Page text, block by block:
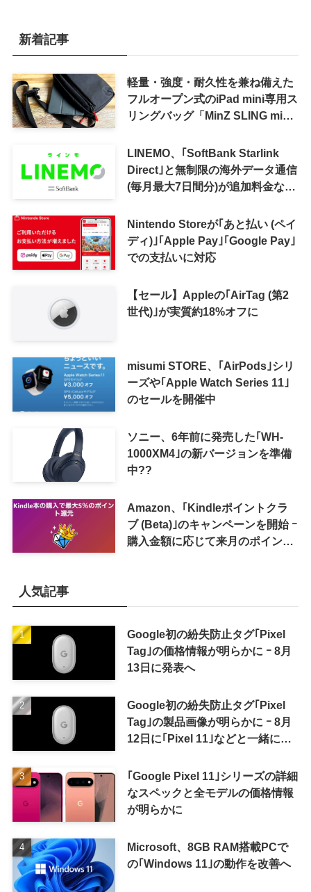
新着記事
軽量・強度・耐久性を兼ね備えた
フルオープン式のiPad mini専用ス
リングバッグ「MinZ SLING mini
LINEMO、｢SoftBank Starlink
Direct｣と無制限の海外データ通信
(毎月最大7日間分)が追加料金なし
Nintendo Storeが｢あと払い (ペイ
ディ)｣｢Apple Pay｣｢Google Pay｣
での支払いに対応
【セール】Appleの｢AirTag (第2
世代)｣が実質約18%オフに
misumi STORE、｢AirPods｣シリ
ーズや｢Apple Watch Series 11｣
のセールを開催中
ソニー、6年前に発売した｢WH-
1000XM4｣の新バージョンを準備
中??
Amazon、｢Kindleポイントクラ
ブ (Beta)｣のキャンペーンを開始 ｰ
購入金額に応じて来月のポイント
人気記事
Google初の紛失防止タグ｢Pixel
Tag｣の価格情報が明らかに ｰ 8月
13日に発表へ
Google初の紛失防止タグ｢Pixel
Tag｣の製品画像が明らかに ｰ 8月
12日に｢Pixel 11｣などと一緒に発
｢Google Pixel 11｣シリーズの詳細
なスペックと全モデルの価格情報
が明らかに
Microsoft、8GB RAM搭載PCで
の｢Windows 11｣の動作を改善へ